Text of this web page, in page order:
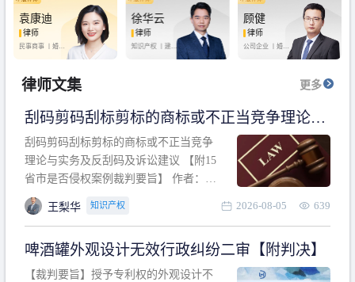
袁康迪
律师
民事商事 丨 婚姻
徐华云
律师
知识产权 丨 建设
顾健
律师
公司企业 丨婚姻
房产纠纷
律师文集 更多
刮码剪码刮标剪标的商标或不正当竞争理论与
实务及反刮码及诉讼建议 【附15省市是否侵权
案例裁判要旨】
刮码剪码刮标剪标的商标或不正当竞争
理论与实务及反刮码及诉讼建议 【附15
省市是否侵权案例裁判要旨】 作者：浙
江杭知桥律师事务所 王梨华 周靖超 【导
读】 第一部分：刮码剪码刮标剪标的商
诉讼建议 第二部分：15省市是否侵权案
例的裁判要旨 目录 第一部分、刮码剪码
王梨华 知识产权 2026-08-05 639
啤酒罐外观设计无效行政纠纷二审【附判决】
【裁判要旨】授予专利权的外观设计不